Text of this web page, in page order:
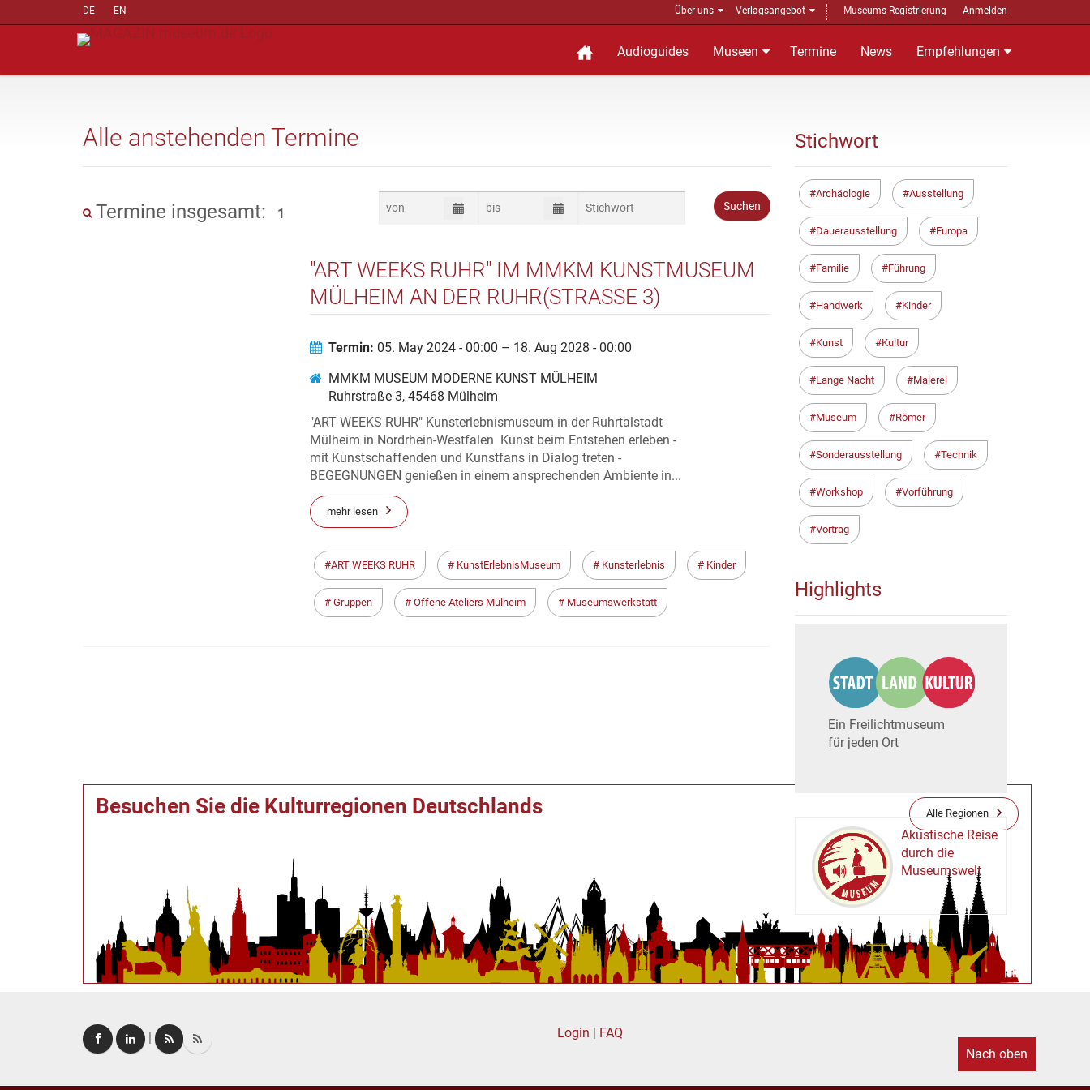
DE EN Über uns Verlagsangebot Museums-Registrierung Anmelden
Audioguides Museen Termine News Empfehlungen
Alle anstehenden Termine
Termine insgesamt: 1
"ART WEEKS RUHR" IM MMKM KUNSTMUSEUM
MÜLHEIM AN DER RUHR(STRASSE 3)
Termin: 05. May 2024 - 00:00 – 18. Aug 2028 - 00:00
MMKM MUSEUM MODERNE KUNST MÜLHEIM
Ruhrstraße 3, 45468 Mülheim
"ART WEEKS RUHR" Kunsterlebnismuseum in der Ruhrtalstadt
Mülheim in Nordrhein-Westfalen Kunst beim Entstehen erleben -
mit Kunstschaffenden und Kunstfans in Dialog treten -
BEGEGNUNGEN genießen in einem ansprechenden Ambiente in...
mehr lesen
ART WEEKS RUHR KunstErlebnisMuseum Kunsterlebnis Kinder
Gruppen Offene Ateliers Mülheim Museumswerkstatt
Besuchen Sie die Kulturregionen Deutschlands Alle Regionen
Stichwort
Archäologie Ausstellung
Dauerausstellung Europa
Familie Führung
Handwerk Kinder
Kunst Kultur
Lange Nacht Malerei
Museum Römer
Sonderausstellung Technik
Workshop Vorführung
Vortrag
Highlights
Ein Freilichtmuseum
für jeden Ort
MUSEUM
Akustische Reise
durch die
Museumswelt
Login | FAQ
Nach oben